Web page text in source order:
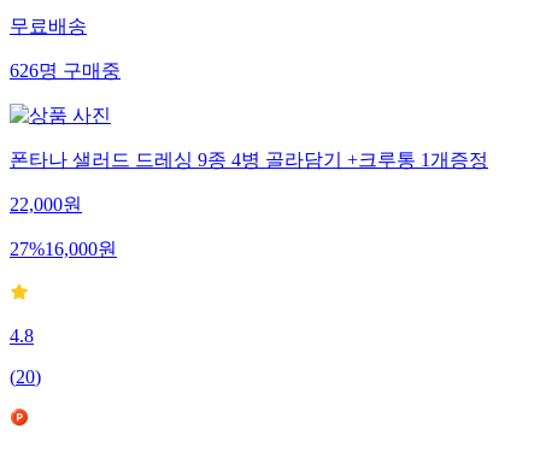
무료배송
626명구매중
폰타나 샐러드 드레싱 9종 4병 골라담기 +크루통 1개증정
22,000원
27%16,000원
4.8
(20)